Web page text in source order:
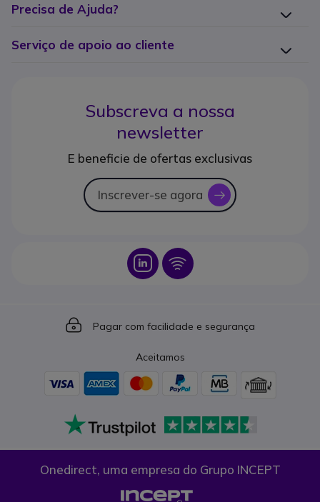
Precisa de Ajuda?
Serviço de apoio ao cliente
Subscreva a nossa
newsletter
E beneficie de ofertas exclusivas
Inscrever-se agora icon
Icon Icon
Icon
Pagar com facilidade e segurança
Aceitamos
Onedirect, uma empresa do Grupo INCEPT